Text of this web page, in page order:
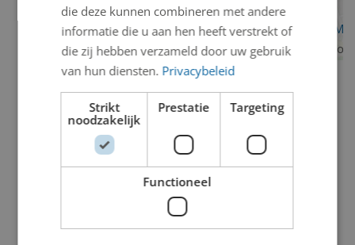
die deze kunnen combineren met andere
informatie die u aan hen heeft verstrekt of
die zij hebben verzameld door uw gebruik
van hun diensten. Privacybeleid
Strikt
noodzakelijk
Prestatie Targeting
Functioneel